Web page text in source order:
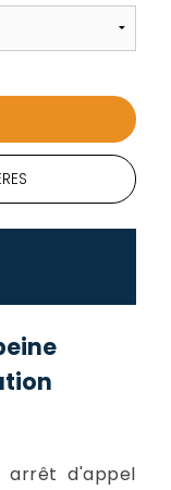
arrêt d'appel